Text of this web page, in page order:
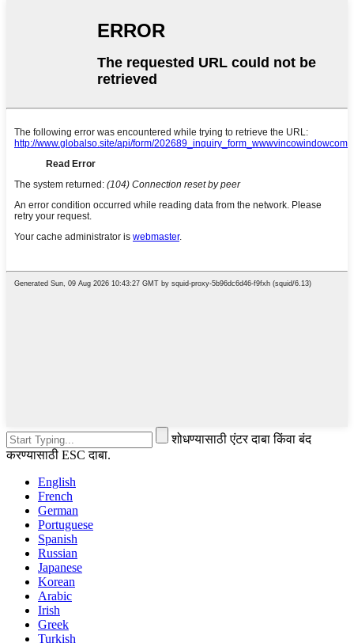
शोधण्यासाठी एंटर दाबा किंवा बंद
करण्यासाठी ESC दाबा.
English
French
German
Portuguese
Spanish
Russian
Japanese
Korean
Arabic
Irish
Greek
Turkish